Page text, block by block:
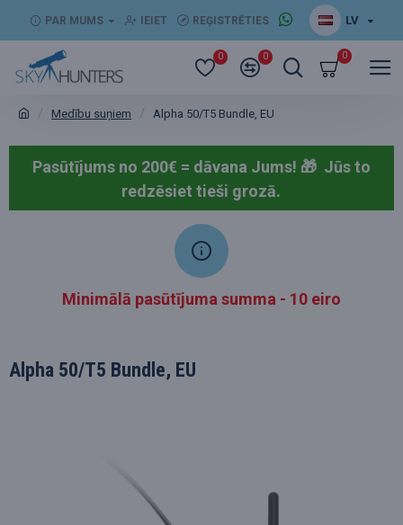
PAR MUMS IEIET REĢISTRĒTIES LV
0 0 0
Medību suņiem Alpha 50/T5 Bundle, EU
Pasūtījums no 200€ = dāvana Jums! 🎁 Jūs to
redzēsiet tieši grozā.
Minimālā pasūtījuma summa - 10 eiro
Alpha 50/T5 Bundle, EU